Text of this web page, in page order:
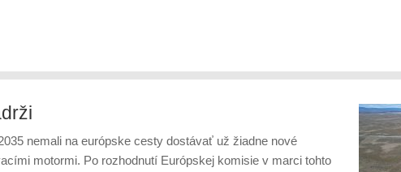
nemali na európske cesty dostávať už žiadne nové
motormi. Po rozhodnutí Európskej komisie v marci tohto